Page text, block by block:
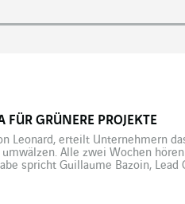
GRÜNERE PROJEKTE
Leonard, erteilt Unternehmern
Alle zwei Wochen
spricht Guillaume Bazoin, Lead